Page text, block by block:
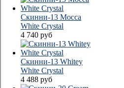
Скинни-13 Mocca
White Сrystal
4 740 руб
Скинни-13 Whitey
White Сrystal
4 488 руб